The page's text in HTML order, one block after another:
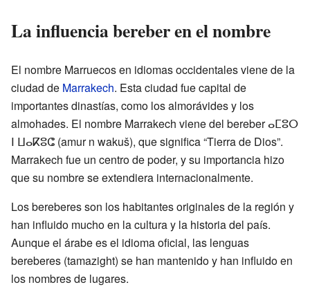
La influencia bereber en el nombre
El nombre Marruecos en idiomas occidentales viene de la
ciudad de Marrakech. Esta ciudad fue capital de
importantes dinastías, como los almorávides y los
almohades. El nombre Marrakech viene del bereber ⴰⵎⵓⵔ
ⵏ ⵡⴰⴽⵓⵛ (amur n wakuš), que significa “Tierra de Dios”.
Marrakech fue un centro de poder, y su importancia hizo
que su nombre se extendiera internacionalmente.
Los bereberes son los habitantes originales de la región y
han influido mucho en la cultura y la historia del país.
Aunque el árabe es el idioma oficial, las lenguas
bereberes (tamazight) se han mantenido y han influido en
los nombres de lugares.